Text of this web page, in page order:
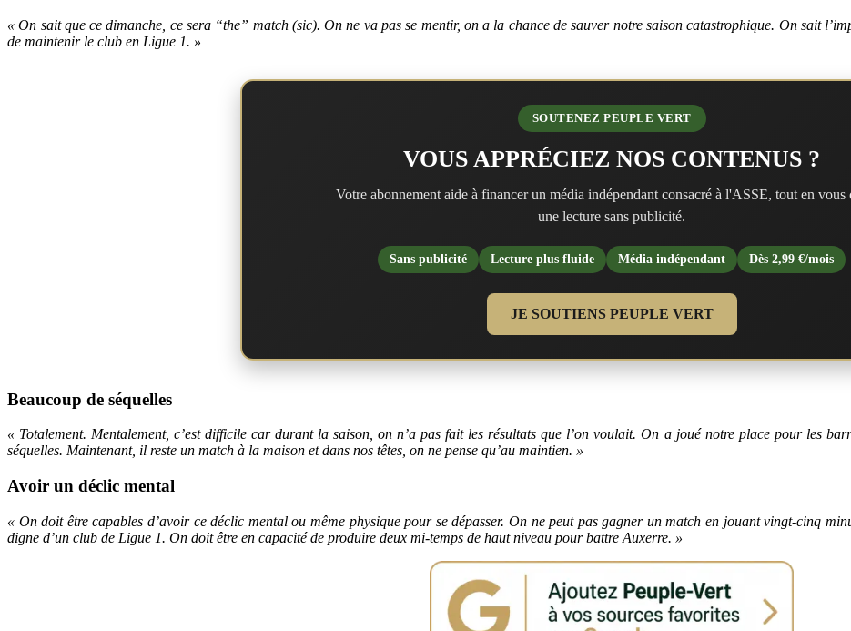
« On sait que ce dimanche, ce sera “the” match (sic). On ne va pas se mentir, on a la chance de sauver notre saison catastrophique. On sait
de maintenir le club en Ligue 1. »
SOUTENEZ PEUPLE VERT
VOUS APPRÉCIEZ NOS CONTENUS ?
Votre abonnement aide à financer un média indépendant consacré à l'ASSE, tout en vous
une lecture sans publicité.
Sans publicité Lecture plus fluide Média indépendant Dès 2,99 €/mois
JE SOUTIENS PEUPLE VERT
Beaucoup de séquelles
« Totalement. Mentalement, c’est difficile car durant la saison, on n’a pas fait les résultats que l’on voulait. On a joué notre place pour les
séquelles. Maintenant, il reste un match à la maison et dans nos têtes, on ne pense qu’au maintien. »
Avoir un déclic mental
« On doit être capables d’avoir ce déclic mental ou même physique pour se dépasser. On ne peut pas gagner un match en jouant vingt-cinq
digne d’un club de Ligue 1. On doit être en capacité de produire deux mi-temps de haut niveau pour battre Auxerre. »